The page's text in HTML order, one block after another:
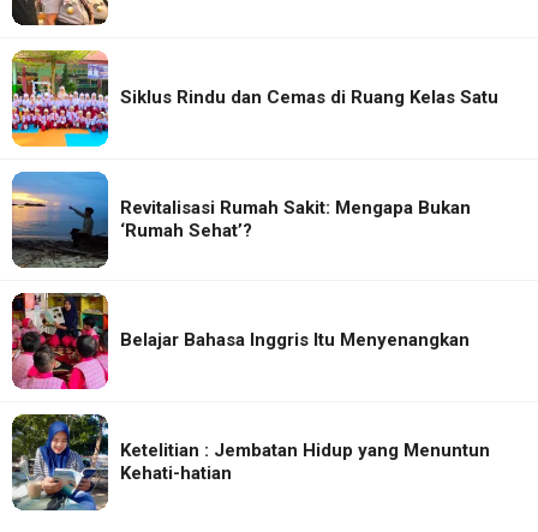
Siklus Rindu dan Cemas di Ruang Kelas Satu
Revitalisasi Rumah Sakit: Mengapa Bukan
‘Rumah Sehat’?
Belajar Bahasa Inggris Itu Menyenangkan
Ketelitian : Jembatan Hidup yang Menuntun
Kehati-hatian